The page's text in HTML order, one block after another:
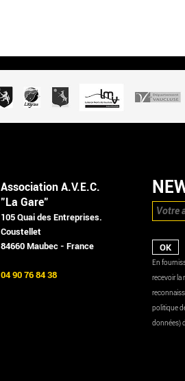
Association A.V.E.C.
"La Gare"
105 Quai des Entreprises.
Coustellet
84660 Maubec - France
04 90 76 84 38
En
recevoir la
politique
données)